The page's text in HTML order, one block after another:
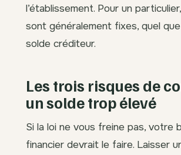
l’établissement. Pour un
sont généralement fixes, quel
solde créditeur.
Les trois risques de
un solde trop élevé
Si la loi ne vous freine pas, votre
financier devrait le faire. Laisser